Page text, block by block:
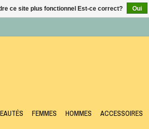
FEMMES HOMMES ACCESSOIRES
ce site plus fonctionnel Est-ce correct? Oui